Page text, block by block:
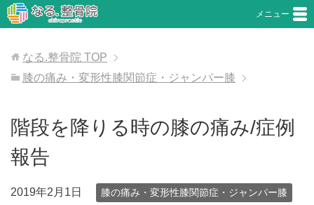
メニュー
なる.整骨院 TOP
膝の痛み・変形性膝関節症・ジャンパー膝
階段を降りる時の膝の痛み/症例
報告
2019年2月1日 膝の痛み・変形性膝関節症・ジャンパー膝